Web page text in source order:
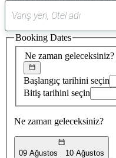
Ne zaman geleceksiniz?
Başlangıç tarihini seçin
Bitiş tarihini seçin
Ne zaman geleceksiniz?
09 Ağustos 10 Ağustos
Booking Dates